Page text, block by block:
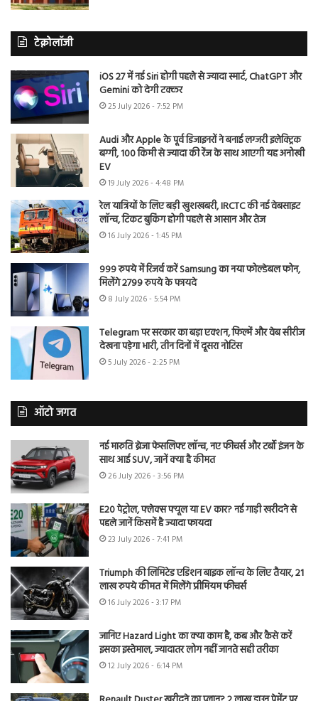
टेक्नोलॉजी
iOS 27 में नई Siri होगी पहले से ज्यादा स्मार्ट, ChatGPT और
Gemini को देगी टक्कर
25 July 2026 - 7:52 PM
Audi और Apple के पूर्व डिजाइनरों ने बनाई लग्जरी इलेक्ट्रिक
बग्गी, 100 किमी से ज्यादा की रेंज के साथ आएगी यह अनोखी
EV
19 July 2026 - 4:48 PM
रेल यात्रियों के लिए बड़ी खुशखबरी, IRCTC की नई वेबसाइट
लॉन्च, टिकट बुकिंग होगी पहले से आसान और तेज
16 July 2026 - 1:45 PM
999 रुपये में रिजर्व करें Samsung का नया फोल्डेबल फोन,
मिलेंगे 2799 रुपये के फायदे
8 July 2026 - 5:54 PM
Telegram पर सरकार का बड़ा एक्शन, फिल्में और वेब सीरीज
देखना पड़ेगा भारी, तीन दिनों में दूसरा नोटिस
5 July 2026 - 2:25 PM
ऑटो जगत
नई मारुति ब्रेजा फेसलिफ्ट लॉन्च, नए फीचर्स और टर्बो इंजन के
साथ आई SUV, जानें क्या है कीमत
26 July 2026 - 3:56 PM
E20 पेट्रोल, फ्लेक्स फ्यूल या EV कार? नई गाड़ी खरीदने से
पहले जानें किसमें है ज्यादा फायदा
23 July 2026 - 7:41 PM
Triumph की लिमिटेड एडिशन बाइक लॉन्च के लिए तैयार, 21
लाख रुपये कीमत में मिलेंगे प्रीमियम फीचर्स
16 July 2026 - 3:17 PM
जानिए Hazard Light का क्या काम है, कब और कैसे करें
इसका इस्तेमाल, ज्यादातर लोग नहीं जानते सही तरीका
12 July 2026 - 6:14 PM